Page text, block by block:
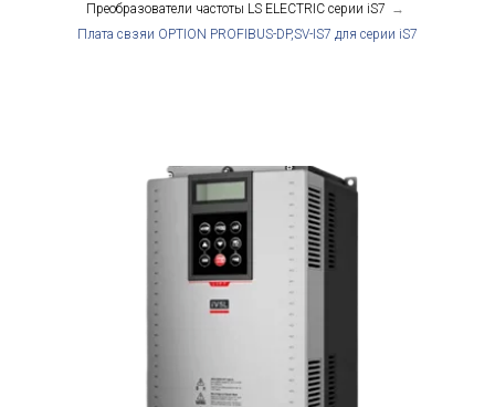
Преобразователи частоты LS ELECTRIC серии iS7 →
Плата свзяи OPTION PROFIBUS-DP,SV-IS7 для серии iS7